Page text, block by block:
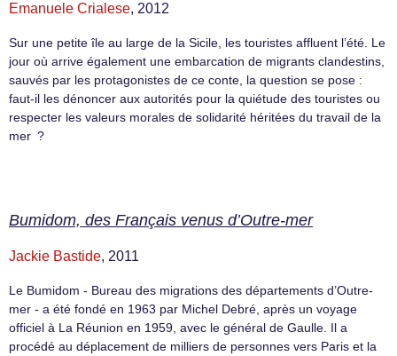
Emanuele Crialese, 2012
Sur une petite île au large de la Sicile, les touristes affluent l’été. Le
jour où arrive également une embarcation de migrants clandestins,
sauvés par les protagonistes de ce conte, la question se pose :
faut-il les dénoncer aux autorités pour la quiétude des touristes ou
respecter les valeurs morales de solidarité héritées du travail de la
mer ?
Bumidom, des Français venus d’Outre-mer
Jackie Bastide, 2011
Le Bumidom - Bureau des migrations des départements d’Outre-
mer - a été fondé en 1963 par Michel Debré, après un voyage
officiel à La Réunion en 1959, avec le général de Gaulle. Il a
procédé au déplacement de milliers de personnes vers Paris et la